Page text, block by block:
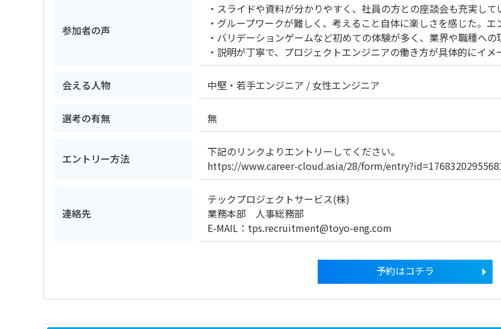
参加者の声
・スライドや資料が分かりやすく、社員の方との座談会も充実して
・グループワークが難しく、考えること自体に楽しさを感じた。
・バリデーションゲームなど初めての体験が多く、業界や職種へ
・説明が丁寧で、プロジェクトエンジニアの働き方が具体的にイメ
会える人物 中堅・若手エンジニア 女性エンジニア
選考の有無 無
エントリー方法
下記のリンクよりエントリーしてください。
https://www.career-cloud.asia/28/form/
連絡先
テックプロジェクトサービス(株)
業務本部 人事総務部
E-MAIL：tps.recruitment@toyo-eng.com
予約はコチラ